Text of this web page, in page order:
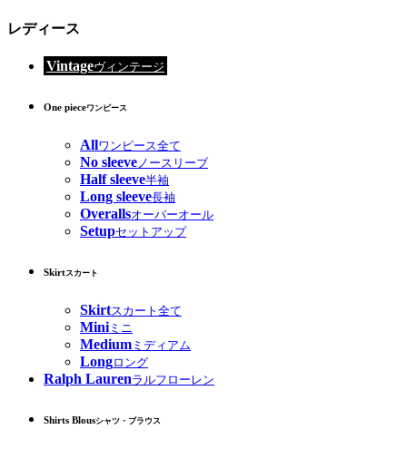
レディース
Vintageヴィンテージ
One pieceワンピース
Allワンピース全て
No sleeveノースリーブ
Half sleeve半袖
Long sleeve長袖
Overallsオーバーオール
Setupセットアップ
Skirtスカート
Skirtスカート全て
Miniミニ
Medium ミディアム
Longロング
Ralph Laurenラルフローレン
Shirts Blousシャツ・ブラウス